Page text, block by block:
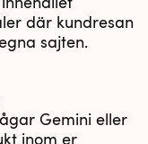
där kundresan
sajten.
Gemini eller
inom er